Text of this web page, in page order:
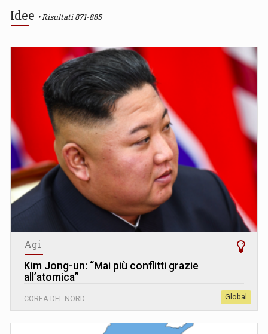
Idee Risultati 871-885
Agi
Kim Jong-un: “Mai più conflitti grazie
all’atomica”
COREA DEL NORD Global